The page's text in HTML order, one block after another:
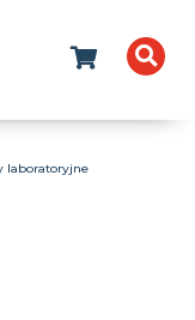
laboratoryjne